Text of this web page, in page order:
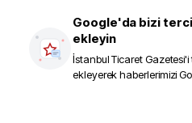
Google'da bizi
ekleyin
İstanbul Ticaret Gazetesi'i
ekleyerek haberlerimizi